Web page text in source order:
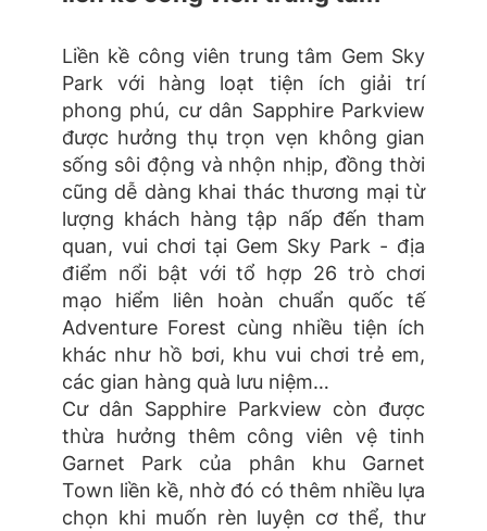
Liền kề công viên trung tâm Gem Sky
Park với hàng loạt tiện ích giải trí
phong phú, cư dân Sapphire Parkview
được hưởng thụ trọn vẹn không gian
sống sôi động và nhộn nhịp, đồng thời
cũng dễ dàng khai thác thương mại từ
lượng khách hàng tập nấp đến tham
quan, vui chơi tại Gem Sky Park - địa
điểm nổi bật với tổ hợp 26 trò chơi
mạo hiểm liên hoàn chuẩn quốc tế
Adventure Forest cùng nhiều tiện ích
khác như hồ bơi, khu vui chơi trẻ em,
các gian hàng quà lưu niệm…
Cư dân Sapphire Parkview còn được
thừa hưởng thêm công viên vệ tinh
Garnet Park của phân khu Garnet
Town liền kề, nhờ đó có thêm nhiều lựa
chọn khi muốn rèn luyện cơ thể, thư